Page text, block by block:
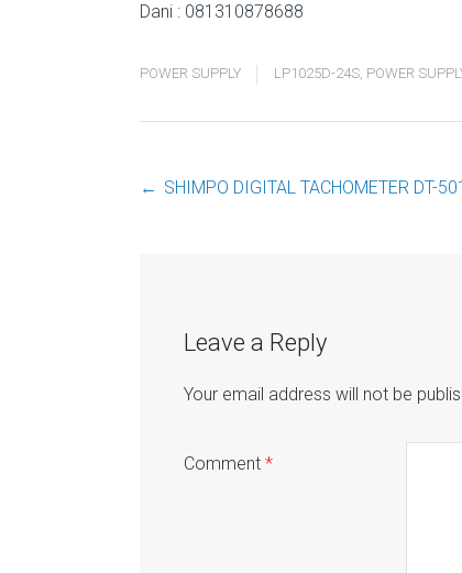
Dani : 081310878688
POWER SUPPLY LP1025D-24S, POWER
Post
← SHIMPO DIGITAL TACHOMETER DT-
Leave a Reply
Your email address will not be
Comment *